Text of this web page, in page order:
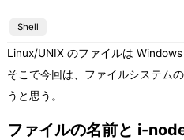
Shell
Linux/UNIX のファイルは
そこで今回は、ファイルシステム
うと思う。
ファイルの名前と i-